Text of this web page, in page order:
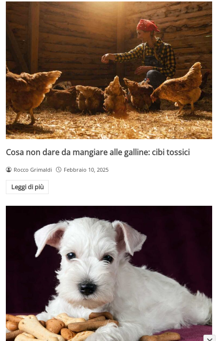
Cosa non dare da mangiare alle galline: cibi tossici
Rocco Grimaldi Febbraio 10, 2025
Leggi di più